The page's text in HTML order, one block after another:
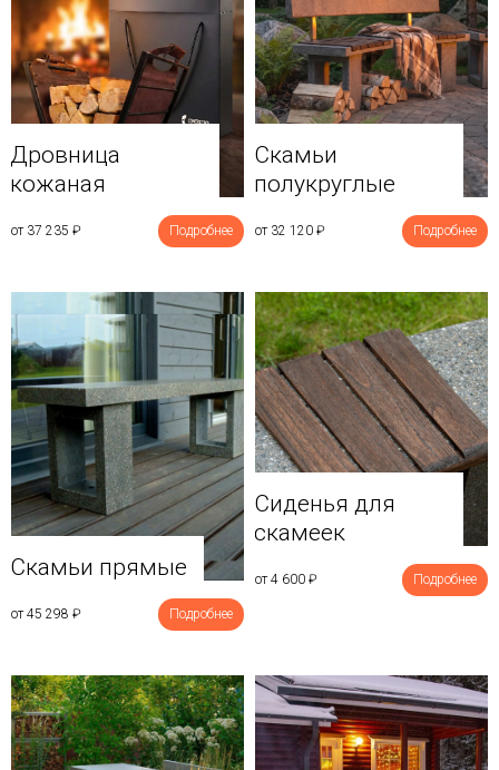
Дровница
кожаная
от 37 235 ₽ Подробнее
Скамьи
полукруглые
от 32 120 ₽ Подробнее
Скамьи прямые
от 45 298 ₽ Подробнее
Сиденья для
скамеек
от 4 600 ₽ Подробнее